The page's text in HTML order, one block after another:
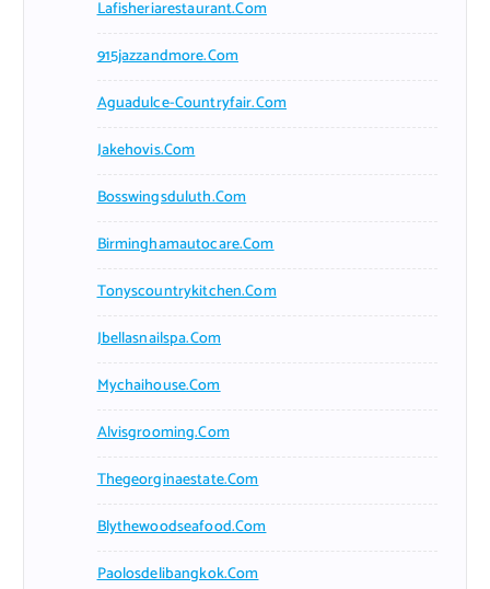
Lafisheriarestaurant.com
915jazzandmore.com
Aguadulce-Countryfair.com
Jakehovis.com
Bosswingsduluth.com
Birminghamautocare.com
Tonyscountrykitchen.com
Jbellasnailspa.com
Mychaihouse.com
Alvisgrooming.com
Thegeorginaestate.com
Blythewoodseafood.com
Paolosdelibangkok.com